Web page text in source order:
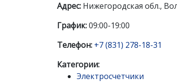
Адрес: Нижегородская обл.,
График:09:00-19:00
Телефон: +7 (831) 278-18-31
Категории:
Электросчетчики